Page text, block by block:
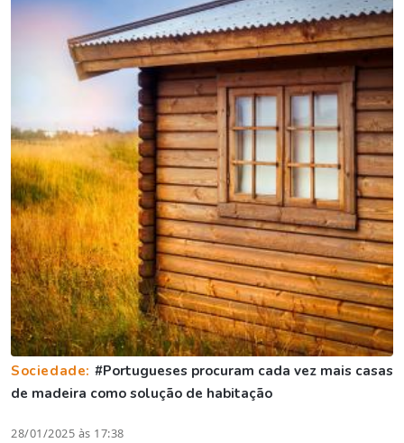
Sociedade: #Portugueses procuram cada vez mais casas
de madeira como solução de habitação
28/01/2025 às 17:38